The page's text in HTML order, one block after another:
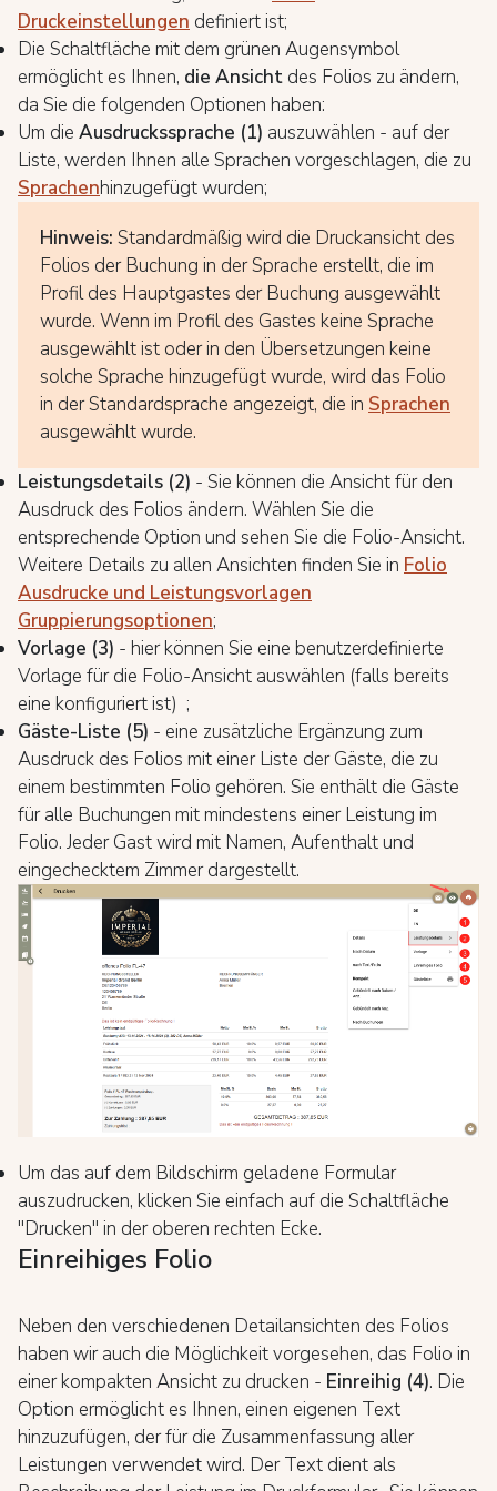
Druckeinstellungen definiert ist;
Die Schaltfläche mit dem grünen Augensymbol
ermöglicht es Ihnen, die Ansicht des Folios zu ändern,
da Sie die folgenden Optionen haben:
Um die Ausdruckssprache (1) auszuwählen - auf der
Liste, werden Ihnen alle Sprachen vorgeschlagen, die zu
Sprachenhinzugefügt wurden;
Hinweis: Standardmäßig wird die Druckansicht des
Folios der Buchung in der Sprache erstellt, die im
Profil des Hauptgastes der Buchung ausgewählt
wurde. Wenn im Profil des Gastes keine Sprache
ausgewählt ist oder in den Übersetzungen keine
solche Sprache hinzugefügt wurde, wird das Folio
in der Standardsprache angezeigt, die in Sprachen
ausgewählt wurde.
Leistungsdetails (2) - Sie können die Ansicht für den
Ausdruck des Folios ändern. Wählen Sie die
entsprechende Option und sehen Sie die Folio-Ansicht.
Weitere Details zu allen Ansichten finden Sie in Folio
Ausdrucke und Leistungsvorlagen
Gruppierungsoptionen;
Vorlage (3) - hier können Sie eine benutzerdefinierte
Vorlage für die Folio-Ansicht auswählen (falls bereits
eine konfiguriert ist) ;
Gäste-Liste (5) - eine zusätzliche Ergänzung zum
Ausdruck des Folios mit einer Liste der Gäste, die zu
einem bestimmten Folio gehören. Sie enthält die Gäste
für alle Buchungen mit mindestens einer Leistung im
Folio. Jeder Gast wird mit Namen, Aufenthalt und
eingechecktem Zimmer dargestellt.
Um das auf dem Bildschirm geladene Formular
auszudrucken, klicken Sie einfach auf die Schaltfläche
"Drucken" in der oberen rechten Ecke.
Einreihiges Folio
Neben den verschiedenen Detailansichten des Folios
haben wir auch die Möglichkeit vorgesehen, das Folio in
einer kompakten Ansicht zu drucken - Einreihig (4). Die
Option ermöglicht es Ihnen, einen eigenen Text
hinzuzufügen, der für die Zusammenfassung aller
Leistungen verwendet wird. Der Text dient als